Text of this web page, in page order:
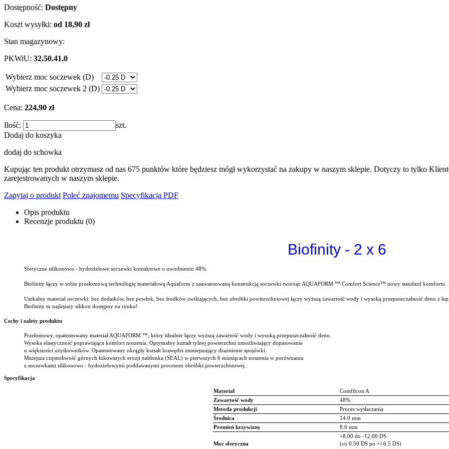
Dostępność: Dostępny
Koszt wysyłki: od 18,90 zł
Stan magazynowy:
PKWiU: 32.50.41.0
Wybierz moc soczewek (D)
Wybierz moc soczewek 2 (D)
Cena: 224,90 zł
Ilość:
szt.
Dodaj do koszyka
dodaj do schowka
Kupując ten produkt otrzymasz od nas 675 punktów które będziesz mógł wykorzystać na zakupy w naszym sklepie. Dotyczy to tylko
zarejestrowanych w naszym sklepie.
Zapytaj o produkt Poleć znajomemu Specyfikacja PDF
Opis produktu
Recenzje produktu (0)
Biofinity - 2 x 6
Sferyczne silikonowo - hydrożelowe soczewki kontaktowe o uwodnieniu 48%.
Biofinity łączy w sobie przełomową technologię materiałową Aquaform z zaawansowaną konstrukcją soczewki tworząc AQUAFORM ™ Comfort Science™ nowy standard komfortu.
Unikalny materiał soczewki: bez dodatków, bez powłok, bez środków zwilżających, bez obróbki powierzchniowej łączy wyższą zawartość wody i wysoką przepuszczalność tlenu z
Biofinity to najlepszy silikon dostępny na rynku!
Cechy i zalety produktu
Przełomowy, opatentowany materiał AQUAFORM ™, który idealnie łączy wyższą zawartość wody i wysoką przepuszczalność tlenu.
Wysoka elastyczność poprawiająca komfort noszenia. Optymalny kształt tylnej powierzchni umożliwiający dopasowanie
u większości użytkowników. Opatentowany okrągły kształt krawędzi zmniejszający drażnienie spojówki.
Mniejsza częstotliwość górnych łukowatych erozji nabłonka (SEAL) w pierwszych 6 miesiącach noszenia w porównaniu
z soczewkami silikonowo - hydrożelowymi poddawanymi procesom obróbki powierzchniowej.
Specyfikacja
Materiał
Comfilcon A
Zawartość wody
48%
Metoda produkcji
Proces wytłaczania
Średnica
14.0 mm
Promień krzywizny
8.6 mm
Moc sferyczna
+8.00 do -12.00 DS
(co 0.50 DS po +/-6.5 DS)